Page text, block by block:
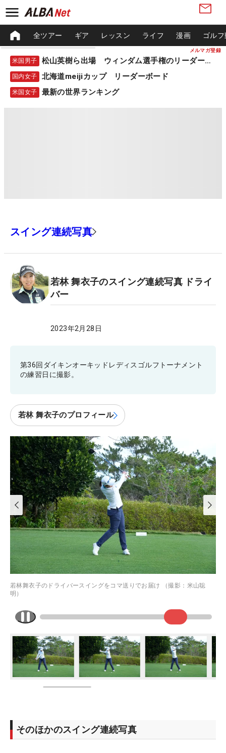
メルマガ登録
全ツアー ギア レッスン ライフ 漫画 ゴル
米国男子 松山英樹ら出場 ウィンダム選手権のリーダーボード
国内女子 北海道meijiカップ リーダーボード
米国女子 最新の世界ランキング
スイング連続写真
若林 舞衣子のスイング連続写真 ドライ
バー
2023年2月28日
第36回ダイキンオーキッドレディスゴルフトーナメント
の練習日に撮影。
若林 舞衣子のプロフィール
若林舞衣子のドライバースイングをコマ送りでお届け （撮影：米山聡
明）
そのほかのスイング連続写真